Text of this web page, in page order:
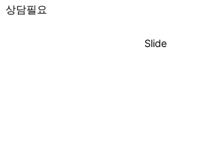
상담필요
Slide